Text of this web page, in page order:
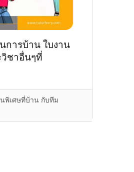
การบ้าน ใบงาน
ชาอื่นๆที่
พิเศษที่บ้าน กับทีม